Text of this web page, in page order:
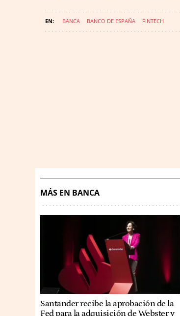
BANCA BANCO DE ESPAÑA FINTECH
MÁS EN BANCA
Santander recibe la aprobación de la
Fed para la adquisición de Webster y